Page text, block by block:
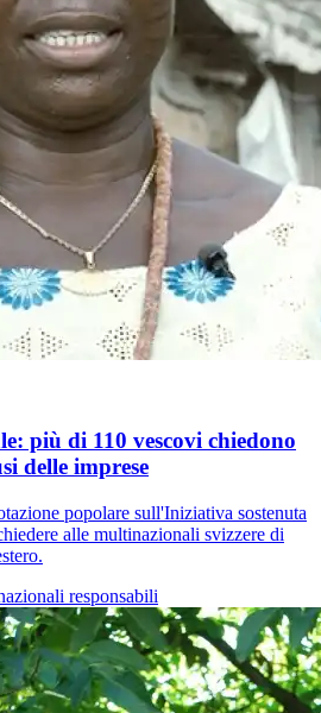
più di 110 vescovi chiedono
delle imprese
popolare sull'Iniziativa sostenuta
alle multinazionali svizzere di
responsabili